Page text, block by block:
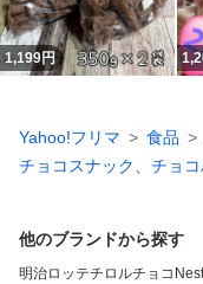
1,199円
Yahoo!フリマ 食品
チョコスナック、チョ
他のブランドから探す
明治ロッテチロルチョコ